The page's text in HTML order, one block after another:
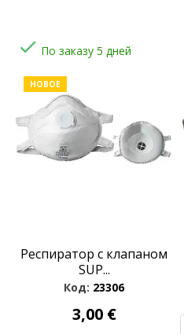
 По заказу 5 дней
НОВОЕ
Респиратор с клапаном
SUP...
Код: 23306
3,00 €